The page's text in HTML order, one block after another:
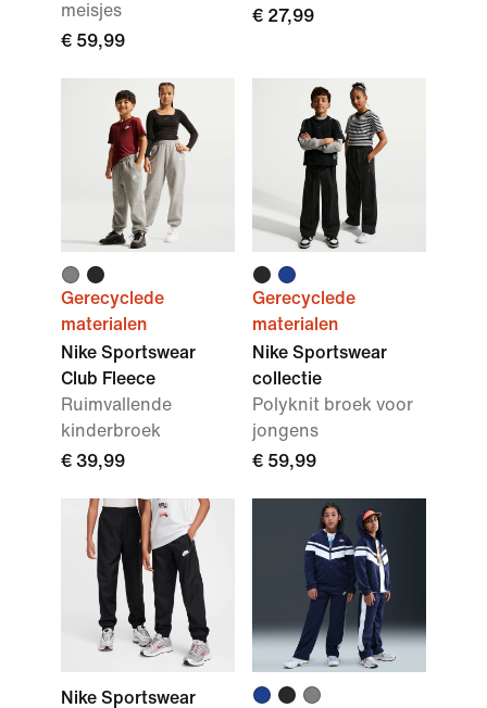
meisjes
€ 59,99
€ 27,99
Gerecyclede
materialen
Nike Sportswear
Club Fleece
Ruimvallende
kinderbroek
€ 39,99
Gerecyclede
materialen
Nike Sportswear
collectie
Polyknit broek voor
jongens
€ 59,99
Nike Sportswear